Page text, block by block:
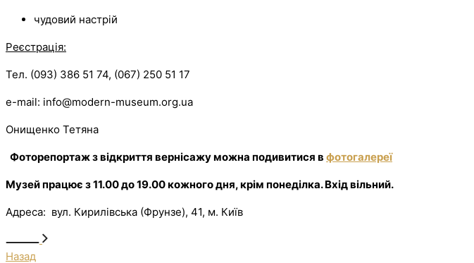
чудовий настрій
Реєстрація:
Тел. (093) 386 51 74, (067) 250 51 17
е-mail: info@modern-museum.org.ua
Онищенко Тетяна
Фоторепортаж з відкриття вернісажу можна подивитися в фотогалереї
Музей працює з 11.00 до 19.00 кожного дня, крім понеділка. Вхід вільний.
Адреса: вул. Кирилівська (Фрунзе), 41, м. Київ
Назад